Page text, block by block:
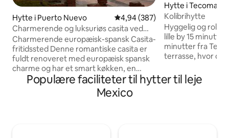
Hytte i Puerto Nuevo 4,94 ud af 5 i gennemsnitlig
4,94 (387)
Charmerende og luksuriøs casita ved
havet ~
Charmerende europæisk-spansk Casita-
fritidssted Denne romantiske casita er
fuldt renoveret med europæisk spansk
charme og har et smart køkken, en
drømmeagtig himmelseng med
luksuriøst sengetøj og en hyggelig
brændeovn. Slap af på terrassen i haven
Hytte i
ngo
Kolibrihytte
Hyggelig og rolig
lille by 15
minutter fra Tenancingo.
terrasse, hvor du
lege, og en
slappe af. Ideel til
Populære faciliteter til hytter til leje
Mexico